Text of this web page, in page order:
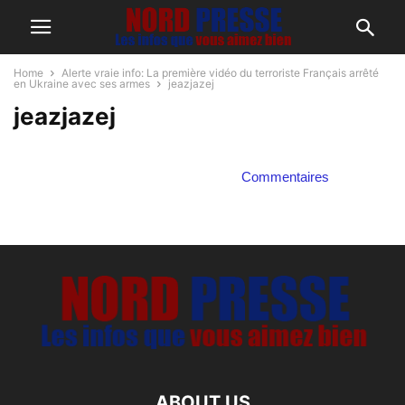
Home
Alerte vraie info: La première vidéo du terroriste Français arrêté
en Ukraine avec ses armes
jeazjazej
jeazjazej
Commentaires